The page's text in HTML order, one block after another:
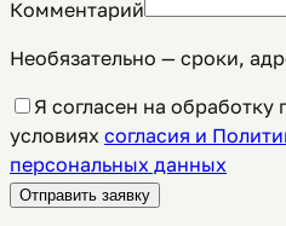
Комментарий
Необязательно — сроки,
Я согласен на
условиях согласия и
персональных данных
Отправить заявку